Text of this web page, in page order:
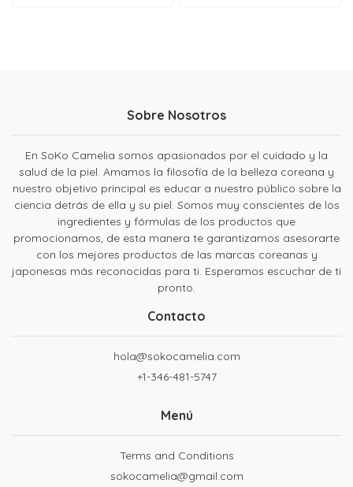
Sobre Nosotros
En SoKo Camelia somos apasionados por el cuidado y la
salud de la piel. Amamos la filosofía de la belleza coreana y
nuestro objetivo principal es educar a nuestro público sobre la
ciencia detrás de ella y su piel. Somos muy conscientes de los
ingredientes y fórmulas de los productos que
promocionamos, de esta manera te garantizamos asesorarte
con los mejores productos de las marcas coreanas y
japonesas más reconocidas para ti. Esperamos escuchar de ti
pronto.
Contacto
hola@sokocamelia.com
+1-346-481-5747
Menú
Terms and Conditions
sokocamelia@gmail.com